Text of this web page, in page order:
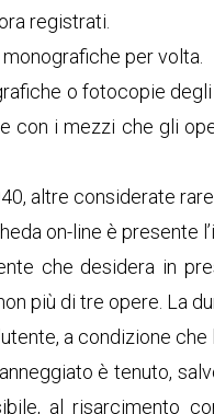
registrati.
per volta.
o fotocopie
con i mezzi che gli
altre considerate
on-line è presente
che desidera in
più di tre opere. La
a condizione che
è tenuto,
al risarcimento